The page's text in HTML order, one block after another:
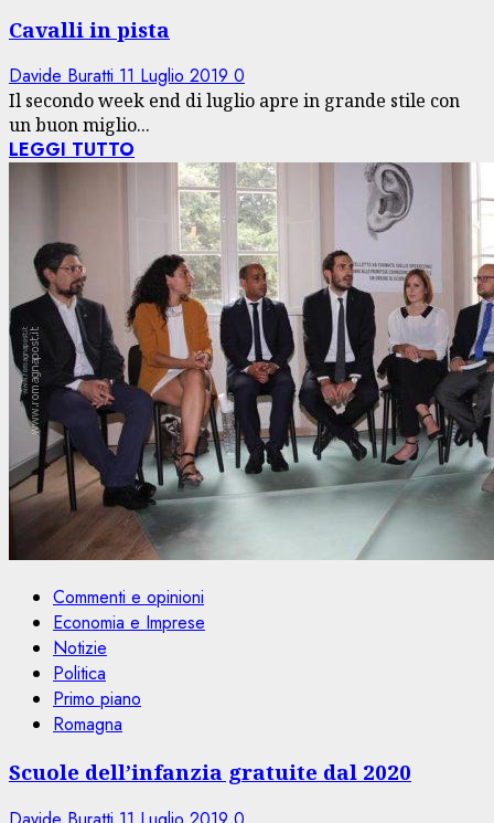
Cavalli in pista
Davide Buratti 11 Luglio 2019 0
Il secondo week end di luglio apre in grande stile con
un buon miglio...
LEGGI TUTTO
Commenti e opinioni
Economia e Imprese
Notizie
Politica
Primo piano
Romagna
Scuole dell’infanzia gratuite dal 2020